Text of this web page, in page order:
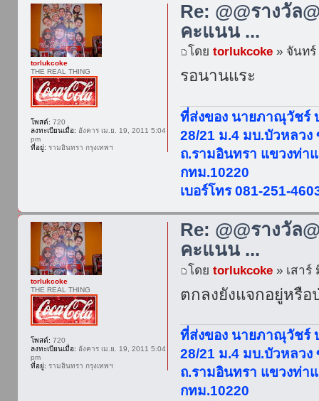
Re: @@รางวัล
คะแนน ...
โดยtorlukcoke » จันทร์
รอนานแระ
ที่ส่งของ นายภาณุวัชร์
28/21 ม.4 มบ.บัวหลวง
ถ.รามอินทรา แขวงท่าแ
กทม.10220
เบอร์โทร 081-251-
torlukcoke
THE REAL THING
โพสต์: 720
ลงทะเบียนเมื่อ: อังคาร เม.ย. 19, 2011 5:04
pm
ที่อยู่: รามอินทรา กรุงเทพฯ
Re: @@รางวัล
คะแนน ...
โดยtorlukcoke » เสาร์
ตกลงยังแจกอยู่หรื
ที่ส่งของ นายภาณุวัชร์
28/21 ม.4 มบ.บัวหลวง
ถ.รามอินทรา แขวงท่าแ
กทม.10220
torlukcoke
THE REAL THING
โพสต์: 720
ลงทะเบียนเมื่อ: อังคาร เม.ย. 19, 2011 5:04
pm
ที่อยู่: รามอินทรา กรุงเทพฯ